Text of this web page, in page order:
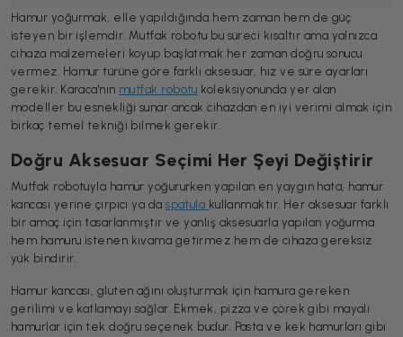
Hamur yoğurmak, elle yapıldığında hem zaman hem de güç
isteyen bir işlemdir. Mutfak robotu bu süreci kısaltır ama yalnızca
cihaza malzemeleri koyup başlatmak her zaman doğru sonucu
vermez. Hamur türüne göre farklı aksesuar, hız ve süre ayarları
gerekir. Karaca'nın mutfak robotu koleksiyonunda yer alan
modeller bu esnekliği sunar ancak cihazdan en iyi verimi almak için
birkaç temel tekniği bilmek gerekir.
Doğru Aksesuar Seçimi Her Şeyi Değiştirir
Mutfak robotuyla hamur yoğururken yapılan en yaygın hata, hamur
kancası yerine çırpıcı ya daspatula kullanmaktır. Her aksesuar farklı
bir amaç için tasarlanmıştır ve yanlış aksesuarla yapılan yoğurma
hem hamuru istenen kıvama getirmez hem de cihaza gereksiz
yük bindirir.
Hamur kancası, gluten ağını oluşturmak için hamura gereken
gerilimi ve katlamayı sağlar. Ekmek, pizza ve çörek gibi mayalı
hamurlar için tek doğru seçenek budur. Pasta ve kek hamurları gibi